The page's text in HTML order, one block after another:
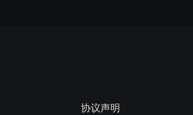
协议声明